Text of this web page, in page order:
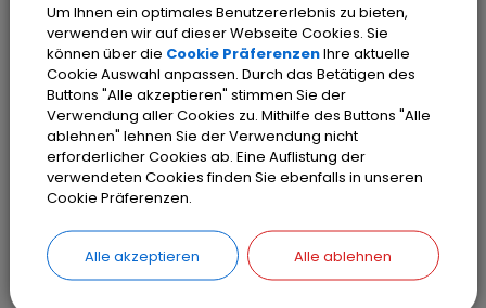
OpenStreetMap wird
derzeit nicht angezeigt
Bitte aktivieren Sie "OpenStreetMap"
in Ihren Cookie Einstellungen.
Cookies Anpassen
Um Ihnen ein optimales Benutzererlebnis zu bieten,
verwenden wir auf dieser Webseite Cookies. Sie
können über die Cookie PräferenzenIhre aktuelle
Cookie Auswahl anpassen. Durch das Betätigen des
Buttons "Alle akzeptieren" stimmen Sie der
Verwendung aller Cookies zu. Mithilfe des Buttons "Alle
ablehnen" lehnen Sie der Verwendung nicht
erforderlicher Cookies ab. Eine Auflistung der
verwendeten Cookies finden Sie ebenfalls in unseren
Cookie Präferenzen.
Alle akzeptieren Alle ablehnen